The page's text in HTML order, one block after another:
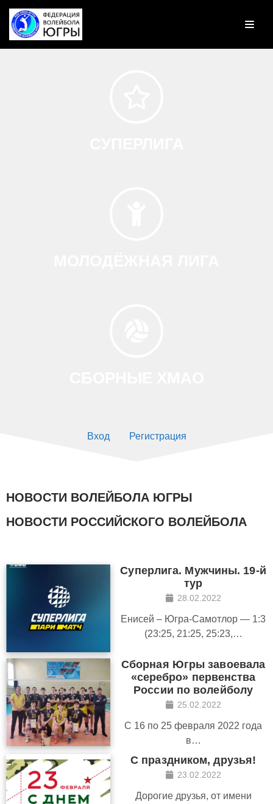
Перейти
к
Вход Регистрация
НОВОСТИ ВОЛЕЙБОЛА ЮГРЫ
НОВОСТИ РОССИЙСКОГО ВОЛЕЙБОЛА
Суперлига. Мужчины. 19-й
тур
28.02.2022
Енисей – Югра-Самотлор — 1:3
(23:25, 21:25, 25:23,…
Сборная Югры завоевала
«серебро» первенства
России по волейболу
25.02.2022
С 16 по 25 февраля 2022 года
в…
С праздником, друзья!
23.02.2022
Дорогие друзья, от имени